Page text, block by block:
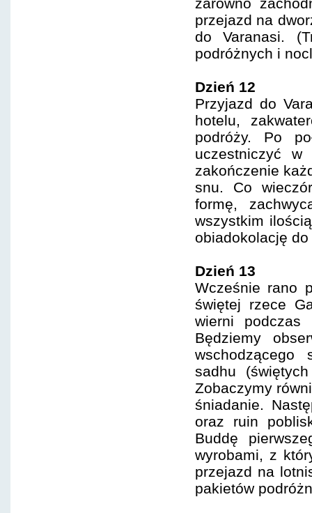
przejazd na
do Varanasi.
podróżnych i
Dzień 12
Przyjazd do
hotelu,
podróży. Po
uczestniczyć w
zakończenie
snu. Co
formę,
wszystkim
obiadokolację
Dzień 13
Wcześnie rano
świętej rzece
wierni podczas
Będziemy
wschodzącego
sadhu
Zobaczymy
śniadanie.
oraz ruin
Buddę
wyrobami, z
przejazd na
pakietów